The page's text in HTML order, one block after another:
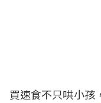
買速食不只哄小孩